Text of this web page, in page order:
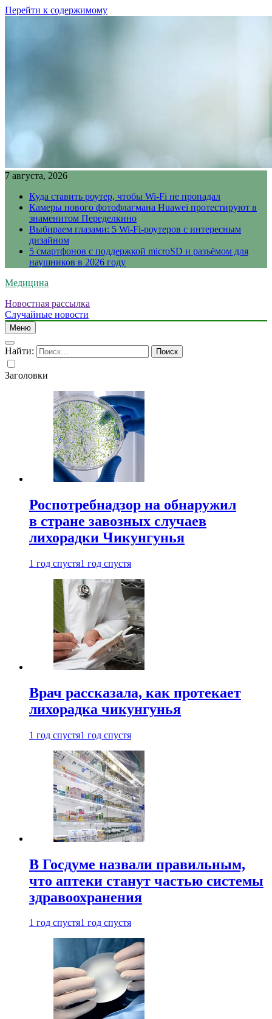
Перейти к содержимому
7 августа, 2026
Куда ставить роутер, чтобы Wi-Fi не пропадал
Камеры нового фотофлагмана Huawei протестируют в
знаменитом Переделкино
Выбираем глазами: 5 Wi-Fi-роутеров с интересным
дизайном
5 смартфонов с поддержкой microSD и разъёмом для
наушников в 2026 году
Медицина
Новостная рассылка
Случайные новости
Меню
Найти:
Заголовки
Роспотребнадзор на обнаружил
в стране завозных случаев
лихорадки Чикунгунья
1 год спустя1 год спустя
Врач рассказала, как протекает
лихорадка чикунгунья
1 год спустя1 год спустя
В Госдуме назвали правильным,
что аптеки станут частью системы
здравоохранения
1 год спустя1 год спустя